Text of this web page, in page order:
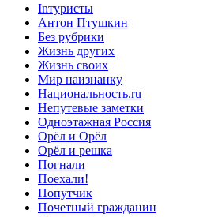
Inтуристы
Антон Птушкин
Без рубрики
Жизнь других
Жизнь своих
Мир наизнанку
Национальность.ru
Непутевые заметки
Одноэтажная Россия
Орёл и Орёл
Орёл и решка
Погнали
Поехали!
Попутчик
Почетный гражданин